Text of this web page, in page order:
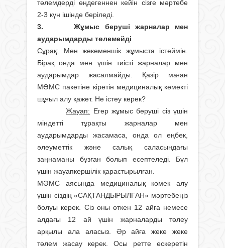
төлемдерді өңдегеннен кейін сізге мәртебе
2-3 күн ішінде беріледі.
3. Жұмыс беруші жарналар мен
аударымдарды төлемейді
Сұрақ: Мен жекеменшік жұмыста істеймін.
Бірақ онда мен үшін тиісті жарналар мен
аударымдар жасалмайды. Қазір маған
МӘМС пакетіне кіретін медициналық көмекті
шұғыл алу қажет. Не істеу керек?
Жауап: Егер жұмыс беруші сіз үшін
міндетті тұрақты жарналар мен
аударымдарды жасамаса, онда ол еңбек,
әлеуметтік және салық саласындағы
заңнаманы бұзған болып есептеледі. Бұл
үшін жауапкершілік қарастырылған.
МӘМС аясында медициналық көмек алу
үшін сіздің «САҚТАНДЫРЫЛҒАН» мәртебеңіз
болуы керек. Сіз оны өткен 12 айға немесе
алдағы 12 ай үшін жарналарды төлеу
арқылы ала аласыз. Әр айға жеке жеке
төлем жасау керек. Осы ретте ескеретін